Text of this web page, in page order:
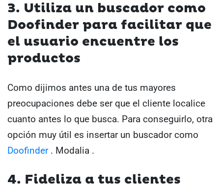
3. Utiliza un buscador como
Doofinder para facilitar que
el usuario encuentre los
productos
Como dijimos antes una de tus mayores
preocupaciones debe ser que el cliente localice
cuanto antes lo que busca. Para conseguirlo, otra
opción muy útil es insertar un buscador como
Doofinder . Modalia .
4. Fideliza a tus clientes